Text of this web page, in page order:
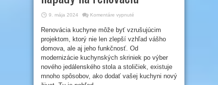
9. mája 2024 Komentáre vypnuté
kuchyňu:
Praktické
tipy
a
nápady
na
renováciu
Renovácia kuchyne môže byť vzrušujúcim
projektom, ktorý nie len zlepší vzhľad vášho
domova, ale aj jeho funkčnosť. Od
modernizácie kuchynských skriniek po výber
nového jedálenského stola a stoličiek, existuje
mnoho spôsobov, ako dodať vašej kuchyni nový